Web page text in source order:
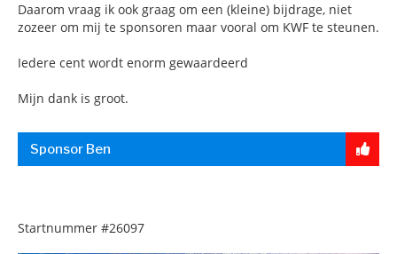
Daarom vraag ik ook graag om een (kleine) bijdrage, niet
zozeer om mij te sponsoren maar vooral om KWF te steunen.
Iedere cent wordt enorm gewaardeerd
Mijn dank is groot.
Sponsor Ben
Startnummer #26097